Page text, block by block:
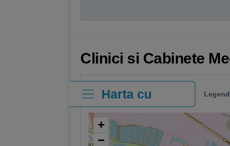
Clinici si Cabinete
Harta cu
clinici
+
−